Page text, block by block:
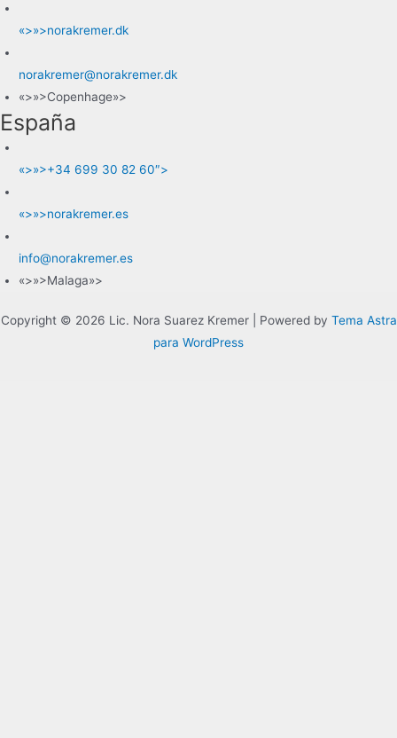
«>»>norakremer.dk
norakremer@norakremer.dk
«>»>Copenhage»>
España
«>»>+34 699 30 82 60″>
«>»>norakremer.es
info@norakremer.es
«>»>Malaga»>
Copyright © 2026 Lic. Nora Suarez Kremer | Powered by Tema Astra
para WordPress